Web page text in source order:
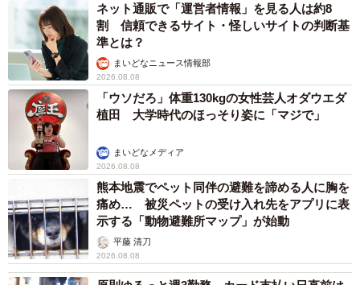
庭にとって、学校の終業後や長期休暇中の子どもの過ごし
方は、仕事との両立を左右する現実的なハードルとなって
いることが浮き彫りになりました。
4/7
ネット通販で「運営者情報」を見る人は約8
割 信頼できるサイト・怪しいサイトの判断基
準とは？
まいどなニュース情報部
2026.08.08
「ウソだろ」体重130kgの女性芸人オダウエダ
植田 大学時代のほっそり姿に「マジで」
まいどなメディア
2026.08.08
熊本地震でペット同伴の避難を諦める人に胸を
痛め… 被災ペットの受け入れ先をアプリに表
示する「動物避難所マップ」が始動
平藤 清刀
2026.08.08